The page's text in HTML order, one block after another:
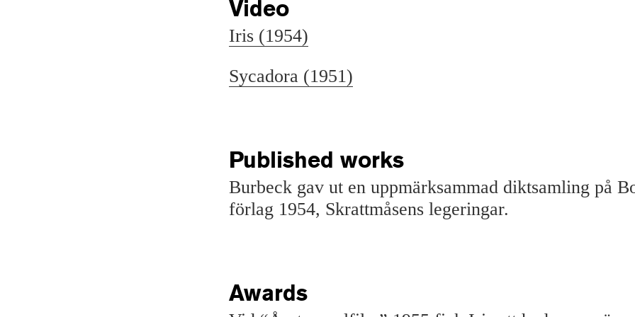
Video
Iris (1954)
Sycadora (1951)
Published works
Burbeck gav ut en uppmärksammad diktsamling på
förlag 1954, Skrattmåsens legeringar.
Awards